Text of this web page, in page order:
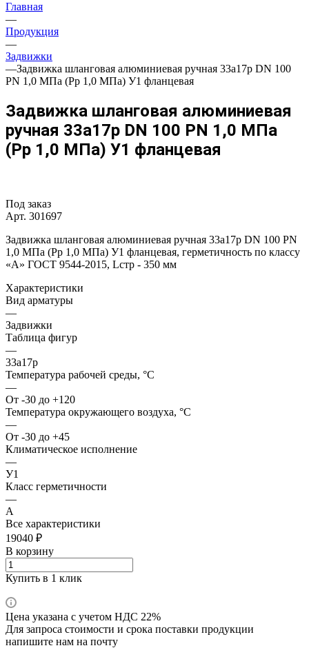
Главная
—
Продукция
—
Задвижки
—Задвижка шланговая алюминиевая ручная 33а17р DN 100
PN 1,0 МПа (Pр 1,0 МПа) У1 фланцевая
Задвижка шланговая алюминиевая
ручная 33а17р DN 100 PN 1,0 МПа
(Pр 1,0 МПа) У1 фланцевая
Под заказ
Арт. 301697
Задвижка шланговая алюминиевая ручная 33а17р DN 100 PN
1,0 МПа (Pр 1,0 МПа) У1 фланцевая, герметичность по классу
«A» ГОСТ 9544-2015, Lстр - 350 мм
Характеристики
Вид арматуры
—
Задвижки
Таблица фигур
—
33а17р
Температура рабочей среды, °С
—
От -30 до +120
Температура окружающего воздуха, °С
—
От -30 до +45
Климатическое исполнение
—
У1
Класс герметичности
—
А
Все характеристики
19040 ₽
В корзину
Купить в 1 клик
Цена указана с учетом НДС 22%
Для запроса стоимости и срока поставки продукции
напишите нам на почту